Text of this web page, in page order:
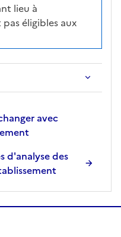
lieu à
éligibles aux
avec
d'analyse des